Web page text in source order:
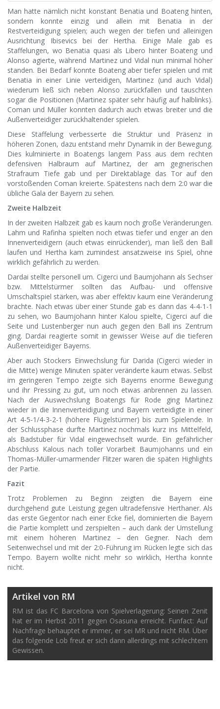
Man hatte nämlich nicht konstant Benatia und Boateng hinten,
sondern konnte einzig und allein mit Benatia in der
Restverteidigung spielen; auch wegen der tiefen und alleinigen
Ausrichtung Ibisevics bei der Hertha. Einige Male gab es
Staffelungen, wo Benatia quasi als Libero hinter Boateng und
Alonso agierte, während Martinez und Vidal nun minimal höher
standen. Bei Bedarf konnte Boateng aber tiefer spielen und mit
Benatia in einer Linie verteidigen, Martinez (und auch Vidal)
wiederum ließ sich neben Alonso zurückfallen und tauschten
sogar die Positionen (Martinez später sehr häufig auf halblinks).
Coman und Müller konnten dadurch auch etwas breiter und die
Außenverteidiger zurückhaltender spielen.
Diese Staffelung verbesserte die Struktur und Präsenz in
höheren Zonen, dazu entstand mehr Dynamik in der Bewegung.
Dies kulminierte in Boatengs langem Pass aus dem rechten
defensiven Halbraum auf Martinez, der am gegnerischen
Strafraum Tiefe gab und per Direktablage das Tor auf den
vorstoßenden Coman kreierte. Spätestens nach dem 2:0 war die
übliche Gala der Bayern zu sehen.
Zweite Halbzeit
In der zweiten Halbzeit gab es kaum noch große Veränderungen.
Lahm und Rafinha spielten noch etwas tiefer und enger an den
Innenverteidigern (auch etwas einrückender), man ließ den Ball
laufen und Hertha kam zumindest ansatzweise ins Spiel, ohne
wirklich gefährlich zu werden.
Dardai stellte personell um. Cigerci und Baumjohann als Sechser
bzw. Mittelstürmer sollten das Aufbau- und offensive
Umschaltspiel stärken, was aber effektiv kaum eine Veränderung
brachte. Nach etwas über einer Stunde gab es dann das 4-4-1-1
zu sehen, wo Baumjohann hinter Kalou spielte, Cigerci auf die
Seite und Lustenberger nun auch gegen den Ball ins Zentrum
ging. Dardai reagierte somit in gewisser Weise auf die tieferen
Außenverteidiger Bayerns.
Aber auch Stockers Einwechslung für Darida (Cigerci wieder in
die Mitte) wenige Minuten später veränderte kaum etwas. Selbst
im geringeren Tempo zeigte sich Bayerns enorme Bewegung
und ihr Pressing zu gut, um noch etwas anbrennen zu lassen.
Nach der Auswechslung Boatengs für Rode ging Martinez
wieder in die Innenverteidigung und Bayern verteidigte in einer
Art 4-5-1/4-3-2-1 (höhere Flügelstürmer) bis zum Spielende. In
der Schlussphase durfte Martinez nochmals kurz ins Mittelfeld,
als Badstuber für Vidal eingewechselt wurde. Ein gefährlicher
Abschluss Kalous nach toller Vorarbeit Baumjohanns und ein
Thomas-Müller-umarmender Flitzer waren die späten Highlights
der Partie.
Fazit
Trotz Problemen zu Beginn zeigten die Bayern eine
durchgehend gute Leistung gegen ultradefensive Herthaner. Als
das erste Gegentor nach einer Ecke fiel, dominierten die Bayern
die Partie komplett und zerspielten – auch dank der Umstellung
mit einem höheren Martinez – den Gegner. Nach dem
Seitenwechsel und mit der 2:0-Führung im Rücken legte sich das
Tempo. Bayern wollte nicht mehr so wirklich, Hertha konnte
nicht.
Artikel von RM
RM ist das FC Barcelona von Spielverlagerung: Seinen Zenit
hat er im Herbst 2011 gegen Osasuna erreicht. Funfact: Auf
Nachfrage behauptet er immer, er sei MR und nicht RM. Über
das folgende Lob freut er sich dann allerdings mit schlechtem
Gewissen.